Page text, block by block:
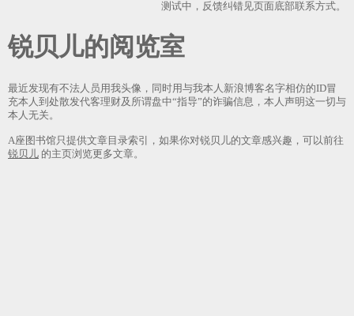
测试中，反馈纠错见页面底部联系方式。
锐贝儿
最近发现有不法人员用我头像，同时用与我本人新浪博客名字相仿的ID冒
充本人到处散发代客理财及所谓盘中“指导”的诈骗信息，本人声明这一切与
本人无关。
A座图书馆只提供文章目录索引，如果你对锐贝儿的文章感兴趣，可以前往
锐贝儿 的主页浏览更多文章。